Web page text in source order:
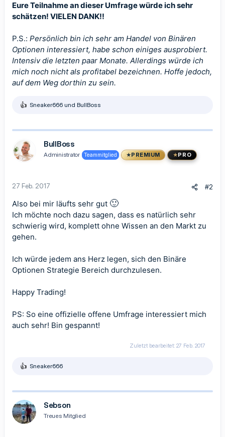
Eure Teilnahme an dieser Umfrage würde ich sehr
schätzen! VIELEN DANK!!
P.S.: Persönlich bin ich sehr am Handel von Binären
Optionen interessiert, habe schon einiges ausprobiert.
Intensiv die letzten paar Monate. Allerdings würde ich
mich noch nicht als profitabel bezeichnen. Hoffe jedoch,
auf dem Weg dorthin zu sein.
R
k
o
Sneaker666 und BullBoss
BullBoss
Administrator Teammitglied PREMIUM PRO
27 Feb. 2017 #2
Also bei mir läufts sehr gut 🙂
Ich möchte noch dazu sagen, dass es natürlich sehr
schwierig wird, komplett ohne Wissen an den Markt zu
gehen.
Ich würde jedem ans Herz legen, sich den Binäre
Optionen Strategie Bereich durchzulesen.
Happy Trading!
PS: So eine offizielle offene Umfrage interessiert mich
auch sehr! Bin gespannt!
Zuletzt bearbeitet: 27 Feb. 2017
R
k
t
i
o
n
Sneaker666
Sebson
Treues Mitglied